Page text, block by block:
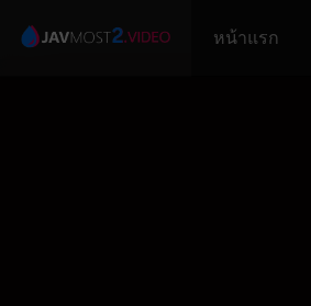
หน้าแรก